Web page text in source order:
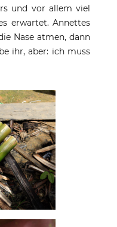
und vor allem viel
erwartet. Annettes
Nase atmen, dann
ihr, aber: ich muss